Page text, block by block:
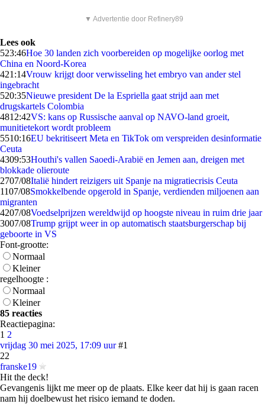
▼ Advertentie door Refinery89
Lees ook
523:46Hoe 30 landen zich voorbereiden op mogelijke oorlog met
China en Noord-Korea
421:14Vrouw krijgt door verwisseling het embryo van ander stel
ingebracht
520:35Nieuwe president De la Espriella gaat strijd aan met
drugskartels Colombia
4812:42VS: kans op Russische aanval op NAVO-land groeit,
munitietekort wordt probleem
5510:16EU bekritiseert Meta en TikTok om verspreiden desinformatie
Ceuta
4309:53Houthi's vallen Saoedi-Arabië en Jemen aan, dreigen met
blokkade olieroute
2707/08Italië hindert reizigers uit Spanje na migratiecrisis Ceuta
1107/08Smokkelbende opgerold in Spanje, verdienden miljoenen aan
migranten
4207/08Voedselprijzen wereldwijd op hoogste niveau in ruim drie jaar
3007/08Trump grijpt weer in op automatisch staatsburgerschap bij
geboorte in VS
Font-grootte:
Normaal
Kleiner
regelhoogte :
Normaal
Kleiner
85 reacties
Reactiepagina:
1 2
vrijdag 30 mei 2025, 17:09 uur #1
22
franske19
Hit the deck!
Gevangenis lijkt me meer op de plaats. Elke keer dat hij is gaan racen
nam hij doelbewust het risico iemand te doden.